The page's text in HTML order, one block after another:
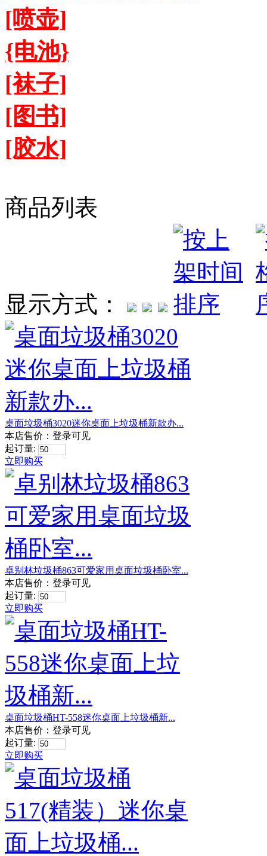
[喷壶]
{电池}
[袜子]
[图书]
[胶水]
商品列表
显示方式：
桌面垃圾桶3020迷你桌面上垃圾桶新款办...
本店售价： 登录可见
起订量:
立即购买
卓别林垃圾桶863可爱家用桌面垃圾桶卧室...
本店售价： 登录可见
起订量:
立即购买
桌面垃圾桶HT-558迷你桌面上垃圾桶新...
本店售价： 登录可见
起订量:
立即购买